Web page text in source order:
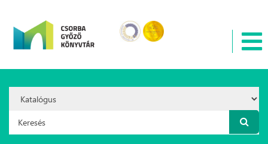
Option:
Keresés űrlap